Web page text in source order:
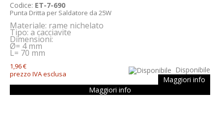
Codice: ET-7-690
Punta Dritta per Saldatore da 25W
Materiale: rame nichelato
Tipo: a cacciavite
Dimensioni:
Ø= 4 mm
L= 70 mm
1,96 €
prezzo IVA esclusa
Disponibile
Maggiori info
Maggiori info